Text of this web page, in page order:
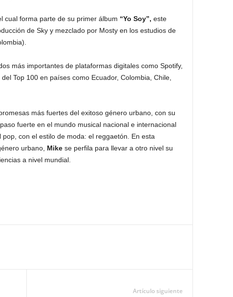
cual forma parte de su primer álbum “Yo Soy”, este
de Sky y mezclado por Mosty en los estudios de
más importantes de plataformas digitales como Spotify,
Top 100 en países como Ecuador, Colombia, Chile,
más fuertes del exitoso género urbano, con su
fuerte en el mundo musical nacional e internacional
con el estilo de moda: el reggaetón. En esta
urbano, Mikese perfila para llevar a otro nivel su
a nivel mundial.
Artículo siguiente